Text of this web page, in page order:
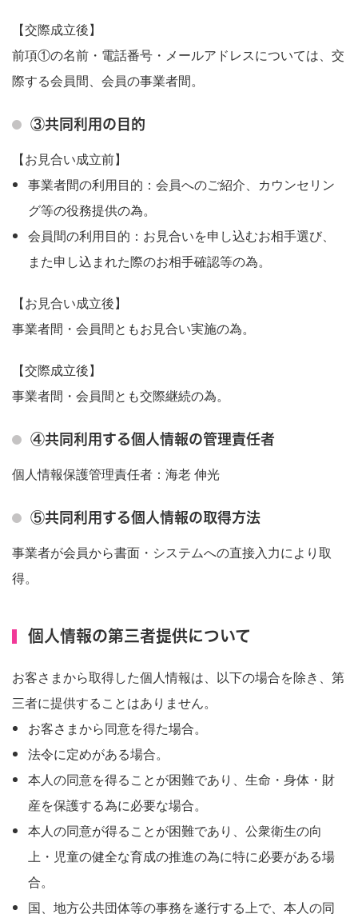
【交際成立後】
前項①の名前・電話番号・メールアドレスについては、交
際する会員間、会員の事業者間。
③共同利用の目的
【お見合い成立前】
事業者間の利用目的：会員へのご紹介、カウンセリン
グ等の役務提供の為。
会員間の利用目的：お見合いを申し込むお相手選び、
また申し込まれた際のお相手確認等の為。
【お見合い成立後】
事業者間・会員間ともお見合い実施の為。
【交際成立後】
事業者間・会員間とも交際継続の為。
④共同利用する個人情報の管理責任者
個人情報保護管理責任者：海老 伸光
⑤共同利用する個人情報の取得方法
事業者が会員から書面・システムへの直接入力により取
得。
個人情報の第三者提供について
お客さまから取得した個人情報は、以下の場合を除き、第
三者に提供することはありません。
お客さまから同意を得た場合。
法令に定めがある場合。
本人の同意を得ることが困難であり、生命・身体・財
産を保護する為に必要な場合。
本人の同意が得ることが困難であり、公衆衛生の向
上・児童の健全な育成の推進の為に特に必要がある場
合。
国、地方公共団体等の事務を遂行する上で、本人の同